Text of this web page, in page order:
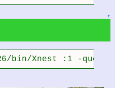
↑
bin/Xnest :1 -query